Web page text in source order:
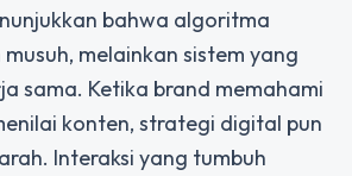
bahwa algoritma
melainkan sistem yang
sama. Ketika brand memahami
konten, strategi digital pun
Interaksi yang tumbuh